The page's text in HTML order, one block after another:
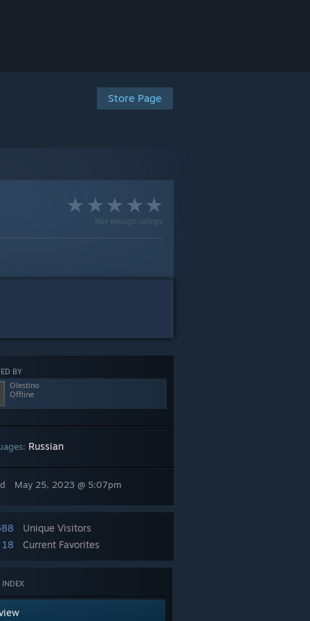
Store Page
Not enough ratings
BY
Olestino
Offline
Russian
May 25, 2023 @ 5:07pm
Unique Visitors
18
Current Favorites
INDEX